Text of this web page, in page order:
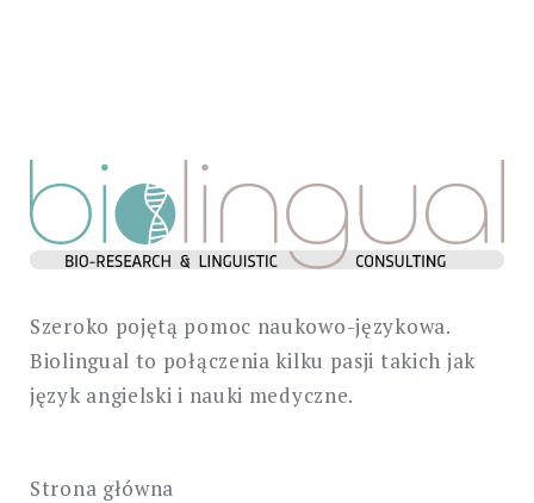
Szeroko pojętą pomoc naukowo-językowa.
Biolingual to połączenia kilku pasji takich jak
język angielski i nauki medyczne.
Strona główna